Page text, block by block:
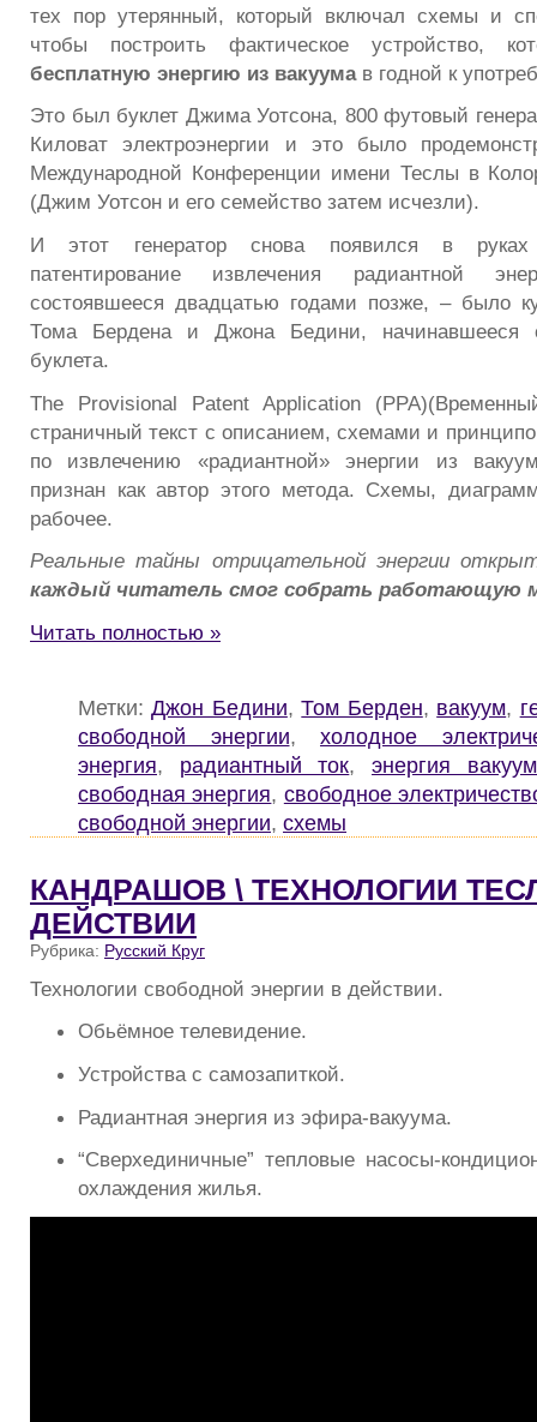
тех пор утерянный, который включал схемы и
чтобы построить фактическое устройство,
бесплатную энергию из вакуумав годной к
Это был буклет Джима Уотсона, 800 футовый
Киловат электроэнергии и это было
Международной Конференции имени Теслы в
(Джим Уотсон и его семейство затем исчезли).
И этот генератор снова появился в руках
патентирование извлечения радиантной
состоявшееся двадцатью годами позже, – было
Тома Бердена и Джона Бедини, начинавшееся
буклета.
The Provisional Patent Application
страничный текст с описанием, схемами и
по извлечению «радиантной» энергии из
признан как автор этого метода. Схемы,
рабочее.
Реальные тайны отрицательной энергии
каждый читатель смог собрать работающую
Читать полностью »
Метки:Джон Бедини,Том Берден, вакуум,
свободной энергии, холодное
энергия, радиантный ток,энергия
свободная энергия, свободное
свободной энергии, схемы
КАНДРАШОВ \ ТЕХНОЛОГИИ
ДЕЙСТВИИ
Рубрика: Русский Круг
Технологии свободной энергии в действии.
Обьёмное телевидение.
Устройства с самозапиткой.
Радиантная энергия из эфира-вакуума.
“Сверхединичные” тепловые насосы-
охлаждения жилья.